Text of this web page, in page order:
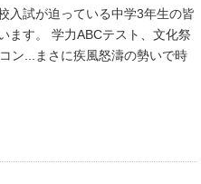
入試が迫っている中学3年生の皆
ます。 学力ABCテスト、文化祭
ン...まさに疾風怒濤の勢いで時